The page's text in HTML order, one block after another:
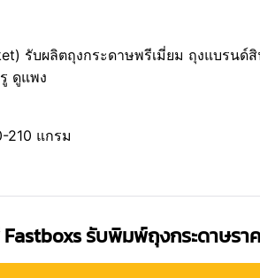
รับผลิตถุงกระดาษพรีเมี่ยม ถุงแบร
ดูแพง
210 แกรม
รับพิมพ์ถุงกระดาษรา